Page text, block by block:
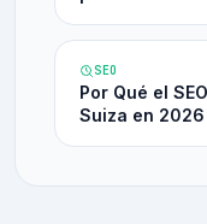
SEO
Por Qué el
Suiza en 2026